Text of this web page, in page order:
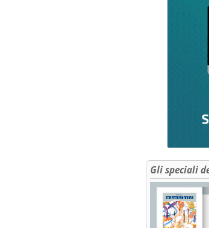
Gli speciali